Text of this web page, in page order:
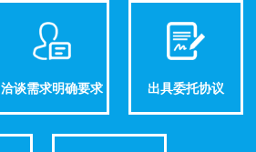
洽谈需求明确要求 出具委托协议